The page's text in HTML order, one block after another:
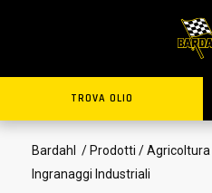
TROVA OLIO
Bardahl / Prodotti / Agricoltura
Ingranaggi Industriali